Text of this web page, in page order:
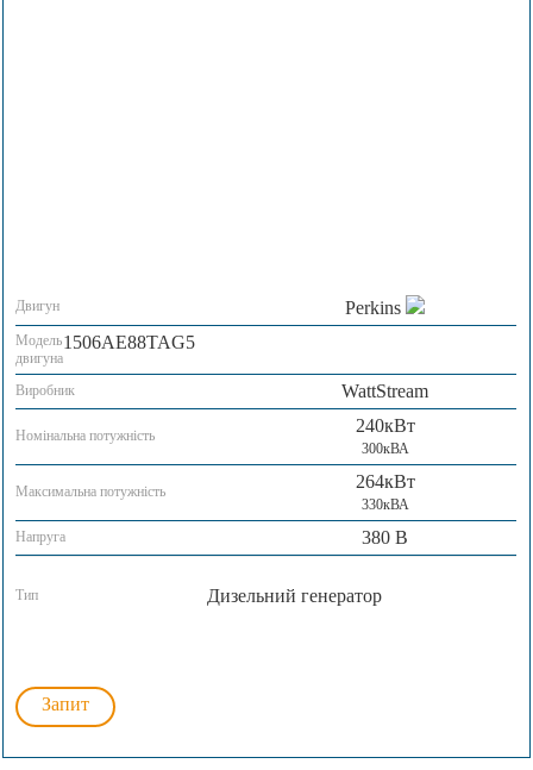
Двигун Perkins
Модель
двигуна
1506AE88TAG5
Виробник WattStream
Номінальна потужність 240кВт
300кВА
Максимальна потужність 264кВт
330кВА
Напруга
380 В
Тип Дизельний генератор
Запит